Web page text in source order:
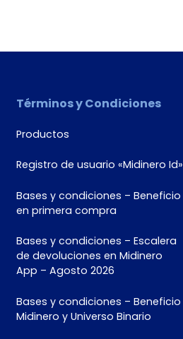
Términos y Condiciones
Productos
Registro de usuario «Midinero Id»
Bases y condiciones – Beneficio
en primera compra
Bases y condiciones – Escalera
de devoluciones en Midinero
App – Agosto 2026
Bases y condiciones – Beneficio
Midinero y Universo Binario